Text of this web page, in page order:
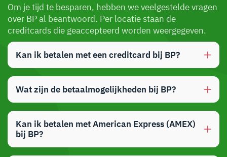
Om je tijd te besparen, hebben we veelgestelde vragen
over BP al beantwoord. Per locatie staan de
creditcards die geaccepteerd worden weergegeven.
Kan ik betalen met een creditcard bij BP?
Wat zijn de betaalmogelijkheden bij BP?
Kan ik betalen met American Express (AMEX)
bij BP?